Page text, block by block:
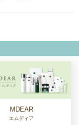
MDEAR
エムディア